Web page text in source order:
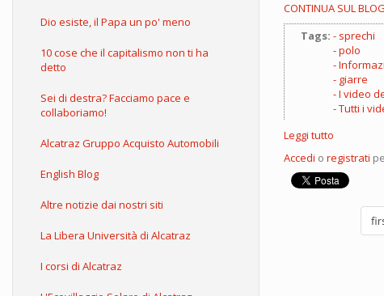
Dio esiste, il Papa un po' meno
10 cose che il capitalismo non ti ha
detto
Sei di destra? Facciamo pace e
collaboriamo!
Alcatraz Gruppo Acquisto Automobili
English Blog
Altre notizie dai nostri siti
La Libera Università di Alcatraz
I corsi di Alcatraz
CONTINUA SUL
Tags:
sprechi
polo
giarre
I video
Tutti i
Leggi tutto
pubbliche,
le
320
Accedi o registrati